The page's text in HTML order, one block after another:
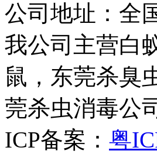
公司地址：全
我公司主营白
鼠，东莞杀臭
莞杀虫消毒公
ICP备案： 粤